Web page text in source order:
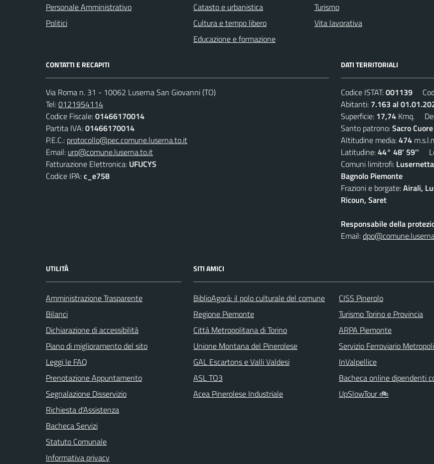
Personale Amministrativo
Politici
Catasto e urbanistica
Cultura e tempo libero
Educazione e formazione
Turismo
Vita lavorativa
CONTATTI E RECAPITI
Via Roma n. 31 - 10062 Luserna San Giovanni (TO)
Tel:0121954114
Codice Fiscale:01466170014
Partita IVA:01466170014
P.E.C.: protocollo@pec.comune.luserna.to.it
Email: urp@comune.luserna.to.it
Fatturazione Elettronica: UFUCYS
Codice IPA:c_e758
DATI TERRITORIALI
Codice ISTAT:001139
Abitanti: 7.163 al
Superficie: 17,74 Kmq.
Santo patrono:Sacro
Altitudine media:474
Latitudine:44° 48' 59''
Comuni limitrofi:
Bagnolo Piemonte
Frazioni e borgate:Airali,
Ricoun, Saret
Responsabile della
Email:
UTILITÀ
Amministrazione Trasparente
Bilanci
Dichiarazione di accessibilità
Piano di miglioramento del sito
Leggi le FAQ
Prenotazione Appuntamento
Segnalazione Disservizio
Richiesta d'Assistenza
Bacheca Servizi
Statuto Comunale
Informativa privacy
SITI AMICI
BiblioAgorà: il polo culturale del comune
Regione Piemonte
Città Metropolitana di Torino
Unione Montana del Pinerolese
GAL Escartons e Valli Valdesi
ASL TO3
Acea Pinerolese Industriale
CISS Pinerolo
Turismo Torino e Provincia
ARPA Piemonte
Servizio Ferroviario
InValpellice
Bacheca online dipendenti
UpSlowTour 🚲